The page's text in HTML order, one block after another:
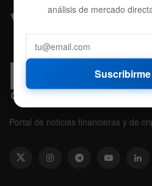
Portal de noticias financieras y de
análisis de mercado